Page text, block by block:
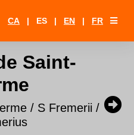
CA | ES | EN | FR
Saint-
/ S Fremerii /